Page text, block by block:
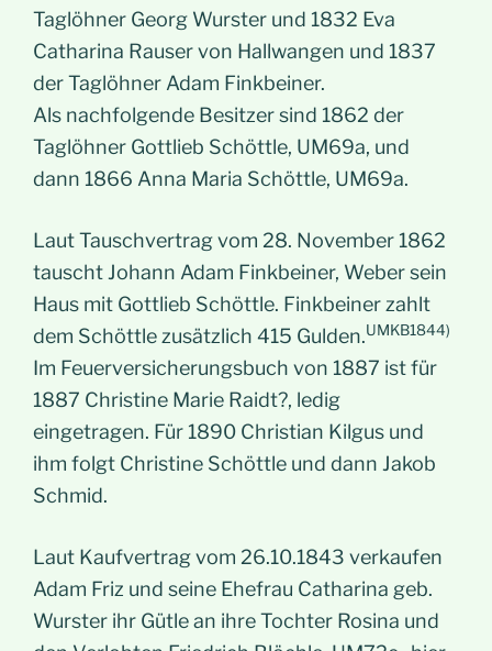
Taglöhner Georg Wurster und 1832 Eva
Catharina Rauser von Hallwangen und 1837
der Taglöhner Adam Finkbeiner.
Als nachfolgende Besitzer sind 1862 der
Taglöhner Gottlieb Schöttle, UM69a, und
dann 1866 Anna Maria Schöttle, UM69a.
Laut Tauschvertrag vom 28. November 1862
tauscht Johann Adam Finkbeiner, Weber sein
Haus mit Gottlieb Schöttle. Finkbeiner zahlt
dem Schöttle zusätzlich 415 Gulden.UMKB1844)
Im Feuerversicherungsbuch von 1887 ist für
1887 Christine Marie Raidt?, ledig
eingetragen. Für 1890 Christian Kilgus und
ihm folgt Christine Schöttle und dann Jakob
Schmid.
Laut Kaufvertrag vom 26.10.1843 verkaufen
Adam Friz und seine Ehefrau Catharina geb.
Wurster ihr Gütle an ihre Tochter Rosina und